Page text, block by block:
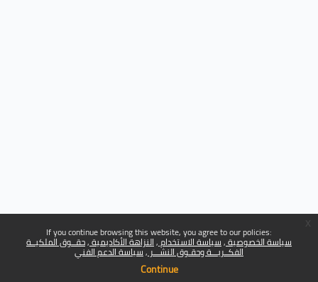
If you continue browsing this website, you agree to our policies:
سياسة الخصوصية سياسة الاستخدام النزاهة الأكاديمية حقــوق الملكيــة
الفكــريـــة وحقـوق النشـــر سياسة الدعم الفني
Continue